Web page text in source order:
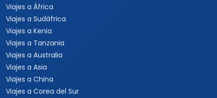
Viajes a África
Viajes a Sudáfrica
Viajes a Kenia
Viajes a Tanzania
Viajes a Australia
Viajes a Asia
Viajes a China
Viajes a Corea del Sur